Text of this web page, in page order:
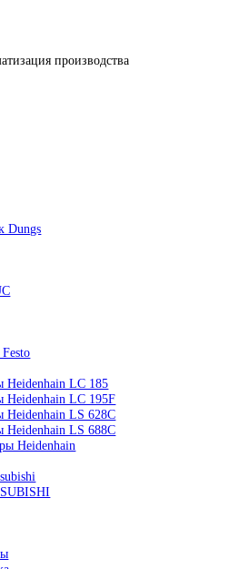
производства
Dungs
Festo
Heidenhain LC 185
Heidenhain LC 195F
Heidenhain LS 628C
Heidenhain LS 688C
Heidenhain